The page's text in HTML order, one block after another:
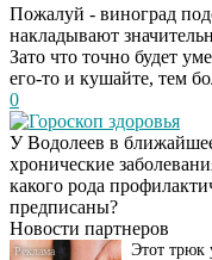
Пожалуй - виноград
накладывают
Зато что точно будет
его-то и кушайте, тем
0
Гороскоп здоровья
У Водолеев в
хронические
какого рода
предписаны?
Новости партнеров
Даже самый
исчезнет с
если
Этот трюк